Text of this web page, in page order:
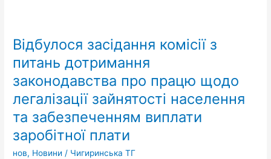
Відбулося засідання комісії з
питань дотримання
законодавства про працю щодо
легалізації зайнятості населення
та забезпеченням виплати
заробітної плати
нов, Новини / Чигиринська ТГ
комісії
питань
дотримання
законодавства
працю
щодо
легалізації